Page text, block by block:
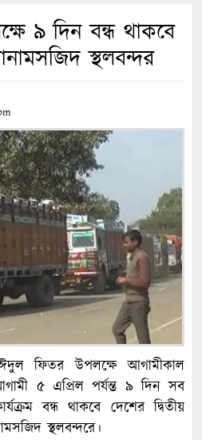
৯ দিন বন্ধ থাকবে
স্থলবন্দর
ঈদুল ফিতর উপলক্ষে আগামীকাল
৫ এপ্রিল পর্যন্ত ৯ দিন সব
বন্ধ থাকবে দেশের দ্বিতীয়
স্থলবন্দরে।